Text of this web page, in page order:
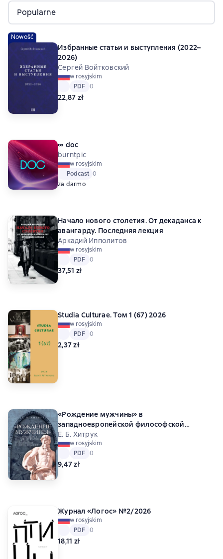
Popularne
Nowość
Избранные статьи и выступления (2022–
2026)
Сергей Войтковский
w rosyjskim
PDF
PDF Средний рейтинг 0 на основе 0 оценок
0
22,87 zł
∞ doc
burntpic
w rosyjskim
Podcast Средний рейтинг 0 на основе 0 оценок
0
za darmo
Начало нового столетия. От декаданса к
авангарду. Последняя лекция
Аркадий Ипполитов
w rosyjskim
PDF
PDF Средний рейтинг 0 на основе 0 оценок
0
37,51 zł
Studia Culturae. Том 1 (67) 2026
w rosyjskim
PDF
PDF Средний рейтинг 0 на основе 0 оценок
0
2,37 zł
«Рождение мужчины» в
западноевропейской философской
традиции. Эссенциализм,
антиэссенциализм и отцовская революция
Е. Б. Хитрук
w rosyjskim
PDF
PDF Средний рейтинг 0 на основе 0 оценок
0
9,47 zł
Журнал «Логос» №2/2026
w rosyjskim
PDF
PDF Средний рейтинг 0 на основе 0 оценок
0
18,11 zł